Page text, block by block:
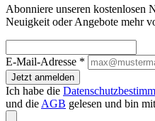
Abonniere unseren kostenlosen
Neuigkeit oder Angebote mehr
E-Mail-Adresse *
Jetzt anmelden
Ich habe die
und die AGB gelesen und bin